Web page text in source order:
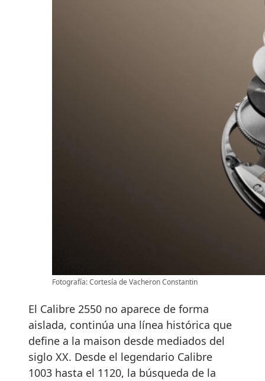
Fotografía: Cortesía de Vacheron Constantin
El Calibre 2550 no aparece de forma
aislada, continúa una línea histórica que
define a la maison desde mediados del
siglo XX. Desde el legendario Calibre
1003 hasta el 1120, la búsqueda de la